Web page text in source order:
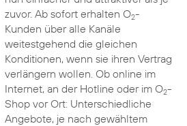
zuvor. Ab sofort erhalten O2-
Kunden über alle Kanäle
weitestgehend die gleichen
Konditionen, wenn sie ihren Vertrag
verlängern wollen. Ob online im
Internet, an der Hotline oder im O2-
Shop vor Ort: Unterschiedliche
Angebote, je nach gewähltem